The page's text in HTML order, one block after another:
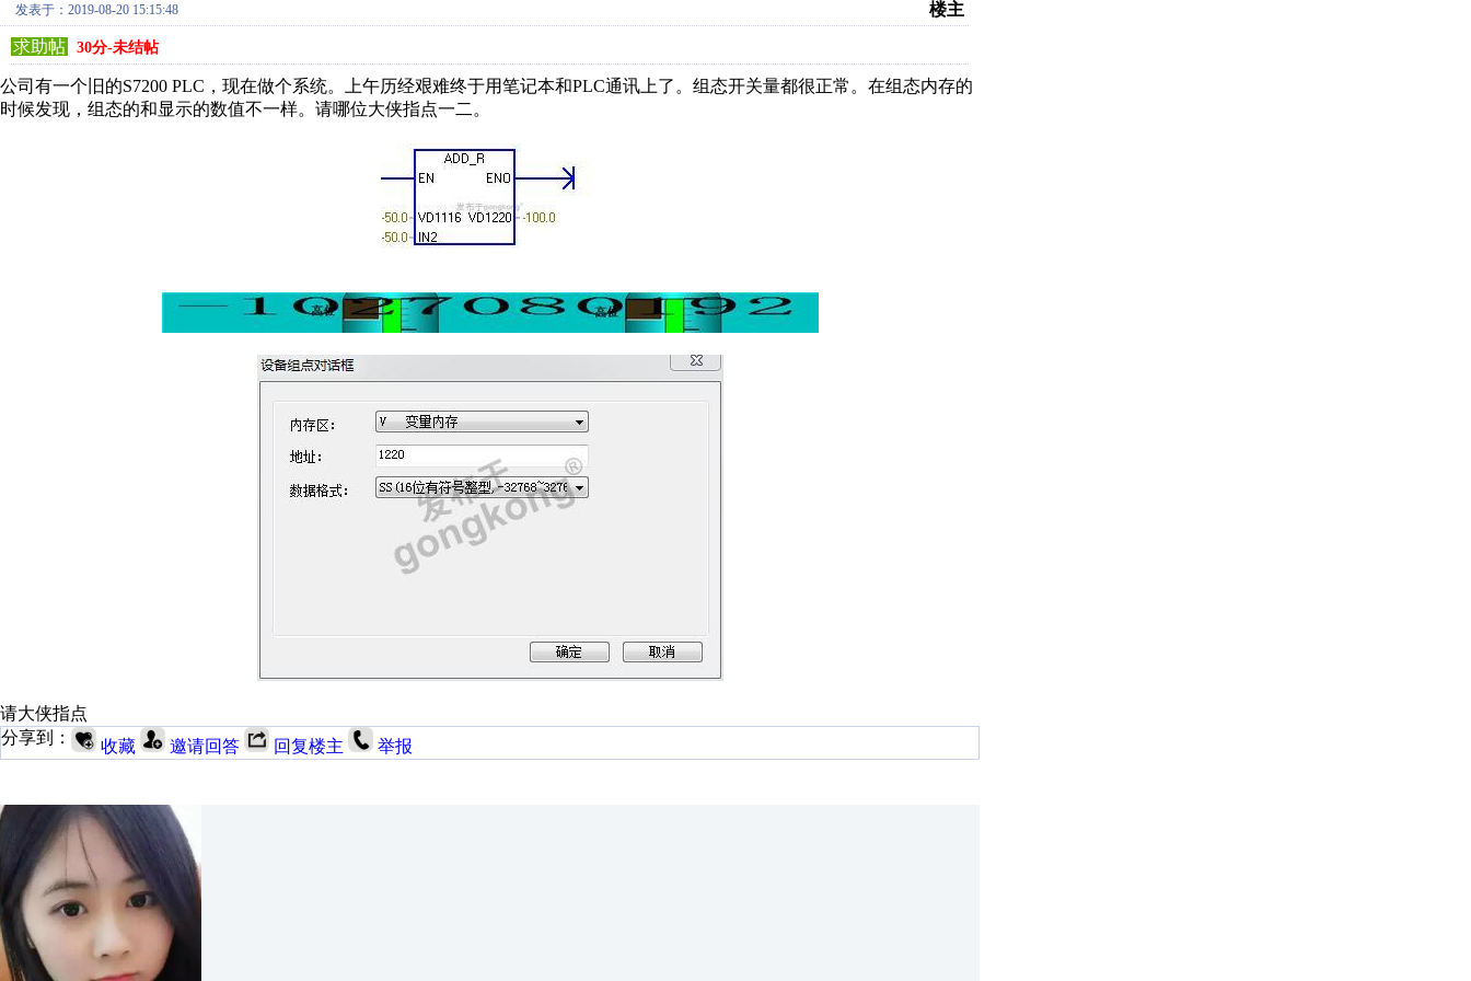
发表于：2019-08-20 15:15:48
楼主
求助帖
30分-未结帖
公司有一个旧的S7200 PLC，现在做个系统。上午历经艰难终于用笔记本和PLC通讯上了。组态开关量都很正常。在组态内存的
时候发现，组态的和显示的数值不一样。请哪位大侠指点一二。
请大侠指点
分享到：
收藏 邀请回答 回复楼主 举报